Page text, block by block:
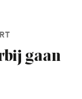
gaan